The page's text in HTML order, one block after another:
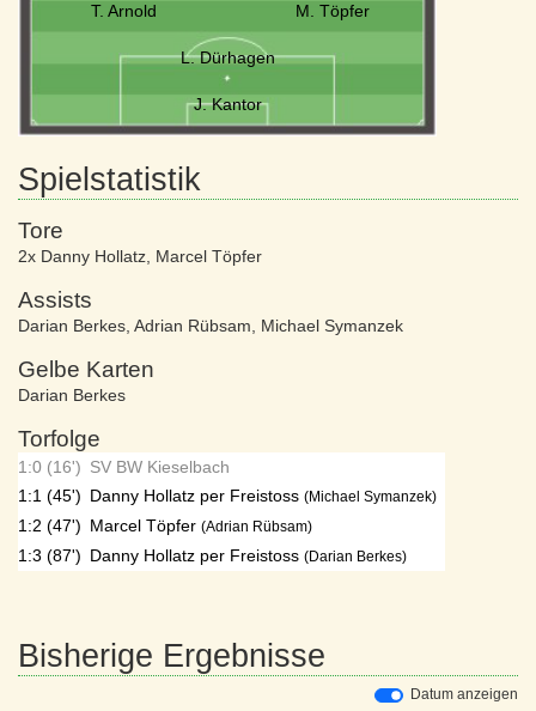
T. Arnold M. Töpfer
L. Dürhagen
J. Kantor
Spielstatistik
Tore
2x Danny Hollatz Marcel Töpfer
Assists
Darian Berkes Adrian Rübsam Michael Symanzek
Gelbe Karten
Darian Berkes
Torfolge
1:0 (16') SV BW Kieselbach
1:1 (45') Danny Hollatz per Freistoss (Michael Symanzek)
1:2 (47') Marcel Töpfer (Adrian Rübsam)
1:3 (87') Danny Hollatz per Freistoss (Darian Berkes)
Bisherige Ergebnisse
Datum anzeigen